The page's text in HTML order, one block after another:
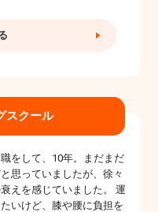
スクール
をして、10年。まだまだ
思っていましたが、徐々
えを感じていました。 運
いけど、膝や腰に負担を